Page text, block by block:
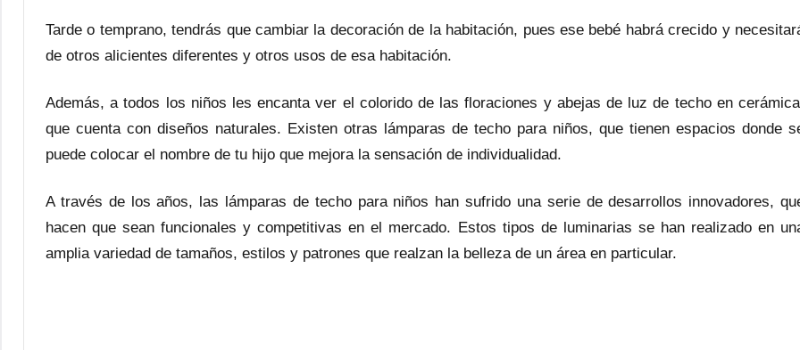
Tarde o temprano, tendrás que cambiar la decoración de la habitación, pues ese bebé habrá crecido y
de otros alicientes diferentes y otros usos de esa habitación.
Además, a todos los niños les encanta ver el colorido de las floraciones y abejas de luz de techo en
que cuenta con diseños naturales. Existen otras lámparas de techo para niños, que tienen espacios donde
puede colocar el nombre de tu hijo que mejora la sensación de individualidad.
A través de los años, las lámparas de techo para niños han sufrido una serie de desarrollos innovadores,
hacen que sean funcionales y competitivas en el mercado. Estos tipos de luminarias se han realizado en
amplia variedad de tamaños, estilos y patrones que realzan la belleza de un área en particular.